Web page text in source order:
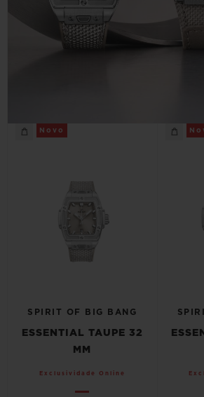
Novo
SPIRIT OF BIG BANG
ESSENTIAL TAUPE 32
MM
Exclusividade Online